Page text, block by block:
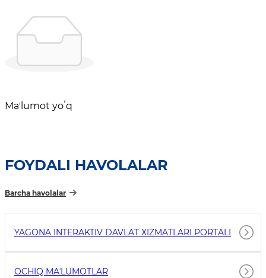
Maʼlumot yoʻq
FOYDALI HAVOLALAR
Barcha havolalar
YAGONA INTERAKTIV DAVLAT XIZMATLARI PORTALI
OCHIQ MAʼLUMOTLAR